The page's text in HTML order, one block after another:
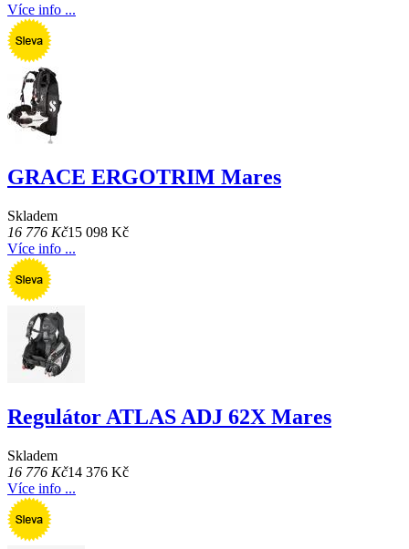
Více info ...
GRACE ERGOTRIM Mares
Skladem
16 776 Kč15 098 Kč
Více info ...
Regulátor ATLAS ADJ 62X Mares
Skladem
16 776 Kč14 376 Kč
Více info ...